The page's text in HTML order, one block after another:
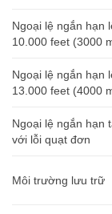
Ngoại lệ ngắn hạn
10.000 feet (3000
Ngoại lệ ngắn hạn
13.000 feet (4000
Ngoại lệ ngắn hạn
với lỗi quạt đơn
Môi trường lưu trữ